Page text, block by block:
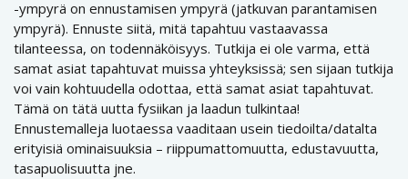
-ympyrä on ennustamisen ympyrä (jatkuvan parantamisen
ympyrä). Ennuste siitä, mitä tapahtuu vastaavassa
tilanteessa, on todennäköisyys. Tutkija ei ole varma, että
samat asiat tapahtuvat muissa yhteyksissä; sen sijaan tutkija
voi vain kohtuudella odottaa, että samat asiat tapahtuvat.
Tämä on tätä uutta fysiikan ja laadun tulkintaa!
Ennustemalleja luotaessa vaaditaan usein tiedoilta/datalta
erityisiä ominaisuuksia – riippumattomuutta, edustavuutta,
tasapuolisuutta jne.